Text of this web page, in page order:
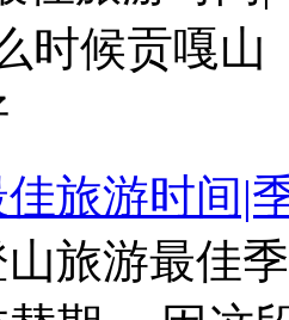
旅游时间|
旅游最佳